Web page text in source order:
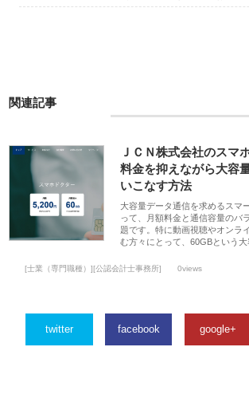
関連記事
ＪＣＮ株式会社のスマ
料金を抑えながら大容
いこなす方法
大容量データ通信を求めるスマ
って、月額料金と通信容量のバ
題です。特に動画視聴やオンラ
む方々にとって、60GBという
[士業（専門職種）][公認会計士事務所] 0views
twitter facebook google+